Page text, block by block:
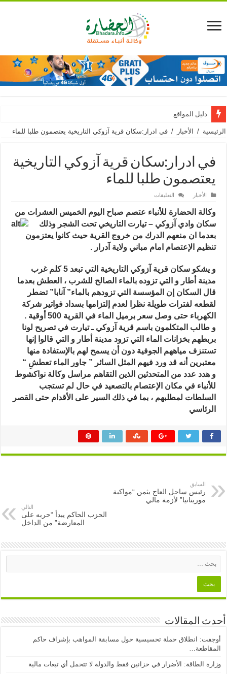
دليل المواقع
الرئيسية / الأخبار / في ادرار:سكان قرية آزوكي التاريخية يعتصمون طلبا للماء
في ادرار:سكان قرية آزوكي التاريخية
يعتصمون طلبا للماء
الأخبار التعليقات
ادرار:سكان
قرية
آزوكي
التاريخية
يعتصمون
طلبا
للماء
مغلقة
وكالة الحضارة للأنباء عتصم صباح اليوم الخميس العشرات من
سكان وادي آزوكي – تيارت التاريخي تحت الشجر وذلك
بعدما ان منعهم الدرك منخروج القرية حيث كانوا يعتز مون
تنظيم الإعتصام امام مباني ولاية آدرار .
و يشكو سكان قرية آزوكي التاريخية التي تبعد 5 كلم غرب
مدينة أطار و التي تزوده بالماء الصالح للشرب ، العطش بعدما
قال السكان إن المؤسسة التي تزودهم بالماء” آنابا” تضطر
لقطعه لفترات طويلة نظرا لعدم إلتزامها بسداد فواتير شركة
الكهرباء حتى وصل سعر برميل الماء في القرية 500 أوقية .
و طالب المتكلمون باسم قرية آزوكي ـ تيارت في تصريح لونا
بربطهم بخزانات الماء التي تزود مدينة أطار و التي قالوا إنها
تستنزف مياههم الجوفية دون أن يسمح لهم بالإستفادة منها
معتبرين أنه قد ورد فيهم المثل السائر ” جاور الماء تعطشِ “
و هدد عدد من المتحدثين الذين التقاهم مراسل وكالة نواكشوط
للأنباء في مكان الإعتصام بالتصعيد في حال لم تستجب
السلطات لمطلبهم ، بما في ذلك السير على الأقدام حتى القصر
الرئاسي
السابق
رئيس ساحل العاج يثمن “مواكبة
موريتانيا” لأزمة مالي
التالي
الحزب الحاكم يبدأ “حربه على
المعارضة” من الداخل
أحدث المقالات
أوجفت: انطلاق حملة تحسيسية حول مسابقة المواهب بإشراف حاكم
المقاطعة…
وزارة الطاقة: الأضرار في خزانين فقط والدولة لا تتحمل أي تبعات مالية